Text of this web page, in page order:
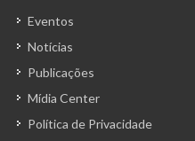
Eventos
Notícias
Publicações
Mídia Center
Política de Privacidade